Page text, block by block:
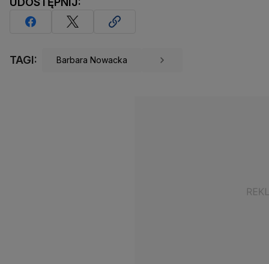
TAGI: Barbara Nowacka